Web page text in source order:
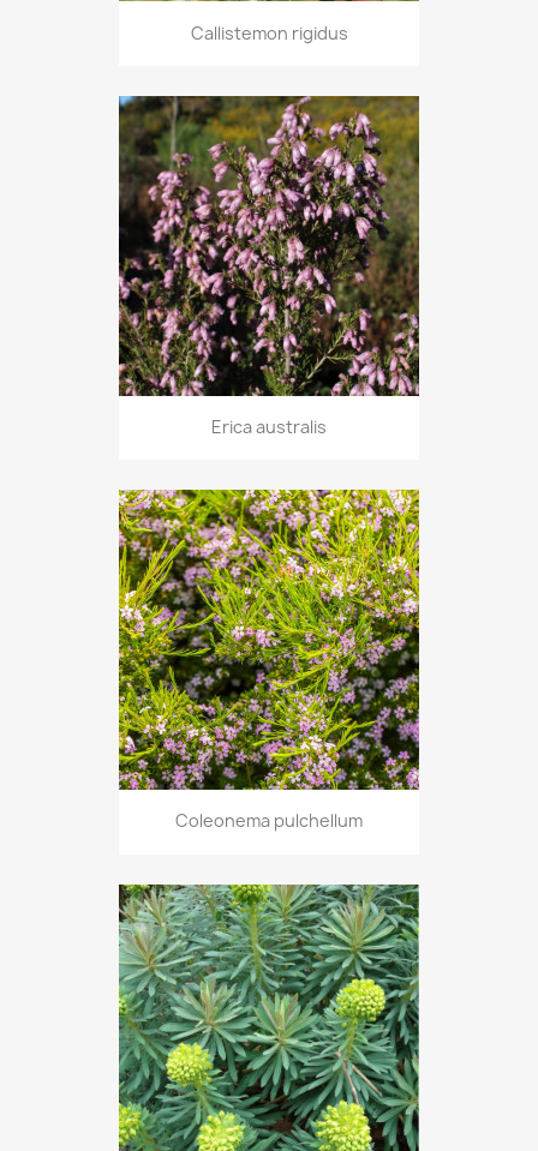
Callistemon rigidus
Erica australis
Coleonema pulchellum